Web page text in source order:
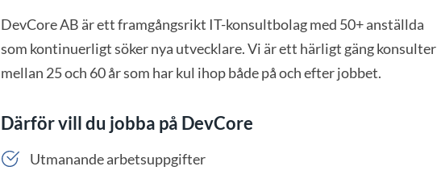
DevCore AB är ett framgångsrikt IT-konsultbolag med 50+ anställda
som kontinuerligt söker nya utvecklare. Vi är ett härligt gäng konsulter
mellan 25 och 60 år som har kul ihop både på och efter jobbet.
Därför vill du jobba på DevCore
Utmanande arbetsuppgifter